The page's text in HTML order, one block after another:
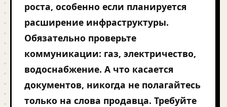
роста, особенно если планируется
расширение инфраструктуры.
Обязательно проверьте
коммуникации: газ, электричество,
водоснабжение. А что касается
документов, никогда не полагайтесь
только на слова продавца. Требуйте